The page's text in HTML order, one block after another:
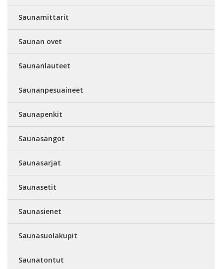
Saunamittarit
Saunan ovet
Saunanlauteet
Saunanpesuaineet
Saunapenkit
Saunasangot
Saunasarjat
Saunasetit
Saunasienet
Saunasuolakupit
Saunatontut